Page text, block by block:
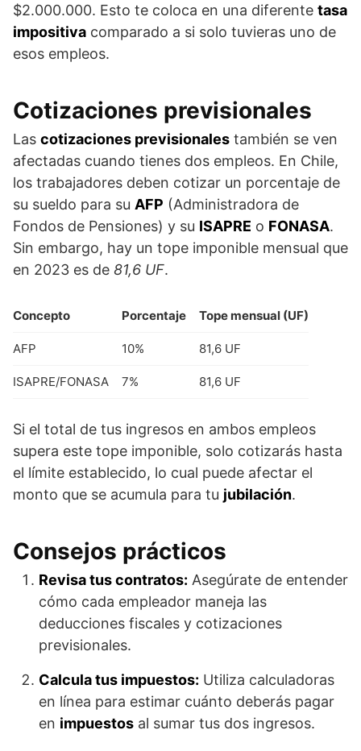
$2.000.000. Esto te coloca en una diferente tasa
impositiva comparado a si solo tuvieras uno de
esos empleos.
Cotizaciones previsionales
Las cotizaciones previsionales también se ven
afectadas cuando tienes dos empleos. En Chile,
los trabajadores deben cotizar un porcentaje de
su sueldo para su AFP (Administradora de
Fondos de Pensiones) y su ISAPRE o FONASA.
Sin embargo, hay un tope imponible mensual que
en 2023 es de 81,6 UF.
Concepto Porcentaje Tope mensual (UF)
AFP 10% 81,6 UF
ISAPRE/FONASA 7% 81,6 UF
Si el total de tus ingresos en ambos empleos
supera este tope imponible, solo cotizarás hasta
el límite establecido, lo cual puede afectar el
monto que se acumula para tu jubilación.
Consejos prácticos
Revisa tus contratos: Asegúrate de entender
cómo cada empleador maneja las
deducciones fiscales y cotizaciones
previsionales.
Calcula tus impuestos: Utiliza calculadoras
en línea para estimar cuánto deberás pagar
en impuestos al sumar tus dos ingresos.